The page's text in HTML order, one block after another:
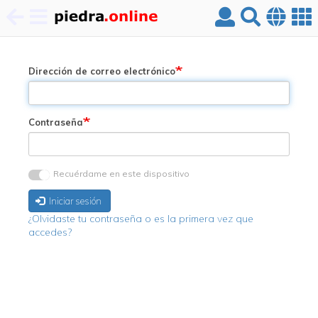
contenido
principal
Dirección de correo electrónico
Contraseña
Recuérdame en este dispositivo
Iniciar sesión
¿Olvidaste tu contraseña o es la primera vez que
accedes?